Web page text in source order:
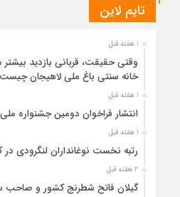
تایم لاین
1 هفته قبل
وقتی حقیقت، قربانی بازدید
خانه سنتی باغ ملی لاهیجان
1 هفته قبل
انتشار فراخوان دومین جشنواره
1 هفته قبل
رتبه نخست نوغانداران لنگرودی
2 هفته قبل
گیلان فاتح شطرنج کشور و